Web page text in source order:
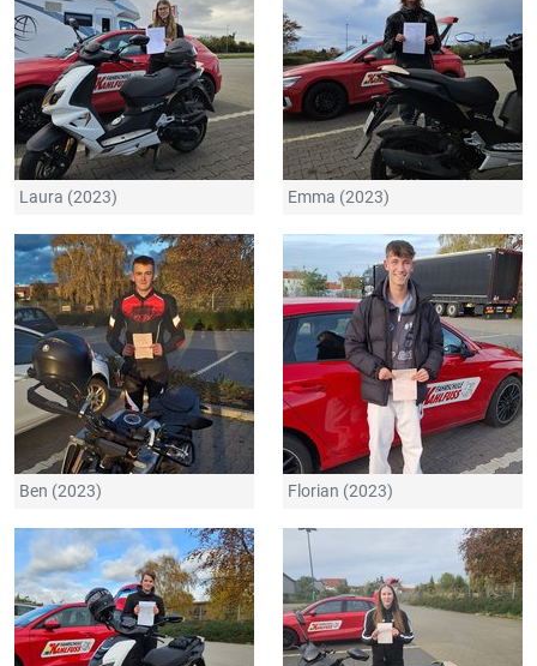
Laura (2023) Emma (2023)
Ben (2023) Florian (2023)